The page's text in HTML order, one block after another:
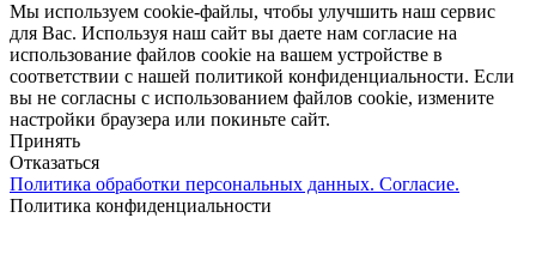
Мы используем cookie-файлы, чтобы улучшить наш сервис
для Вас. Используя наш сайт вы даете нам согласие на
использование файлов cookie на вашем устройстве в
соответствии с нашей политикой конфиденциальности. Если
вы не согласны с использованием файлов cookie, измените
настройки браузера или покиньте сайт.
Принять
Отказаться
Политика обработки персональных данных. Согласие.
Политика конфиденциальности